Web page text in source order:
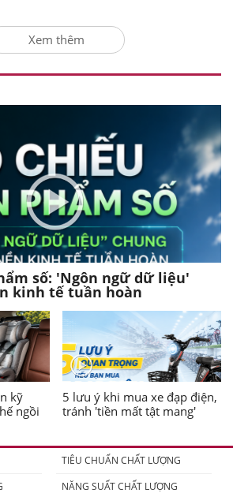
Xem thêm
số: 'Ngôn ngữ dữ liệu'
kinh tế tuần hoàn
kỹ
ngồi
5 lưu ý khi mua xe đạp điện,
tránh 'tiền mất tật mang'
TIÊU CHUẨN CHẤT LƯỢNG
NĂNG SUẤT CHẤT LƯỢNG